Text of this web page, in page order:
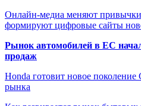
Онлайн-медиа меняют привычки
формируют цифровые сайты
Рынок автомобилей в ЕС
продаж
Honda готовит новое
рынка